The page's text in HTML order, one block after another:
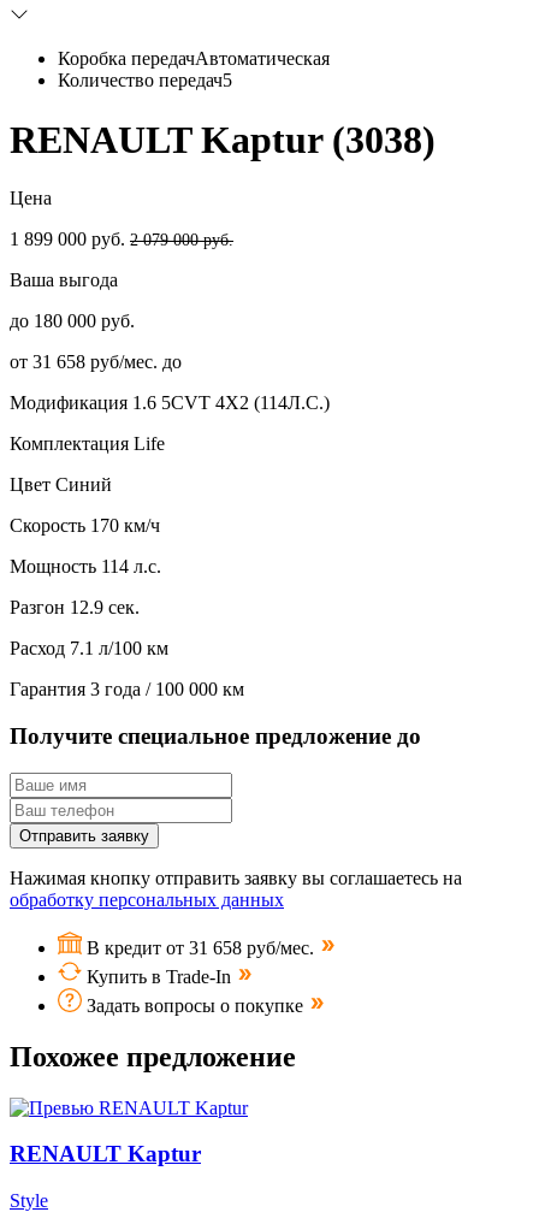
Коробка передачАвтоматическая
Количество передач5
RENAULT Kaptur (3038)
Цена
1 899 000 руб. 2 079 000 руб.
Ваша выгода
до 180 000 руб.
от 31 658 руб/мес. до
Модификация 1.6 5CVT 4X2 (114Л.С.)
Комплектация Life
Цвет Синий
Скорость 170 км/ч
Мощность 114 л.с.
Разгон 12.9 сек.
Расход 7.1 л/100 км
Гарантия 3 года / 100 000 км
Получите специальное предложение до
Отправить заявку
Нажимая кнопку отправить заявку вы соглашаетесь на
обработку персональных данных
В кредит от 31 658 руб/мес.
Купить в Trade-In
Задать вопросы о покупке
Похожее предложение
RENAULT Kaptur
Style